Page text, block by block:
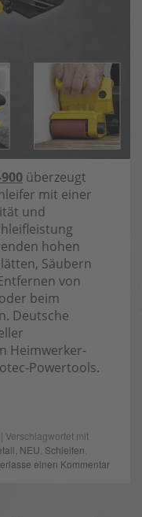
überzeugt
mit einer
und
hohen
Säubern
von
beim
Deutsche
Heimwerker-
Powertools.
| Verschlagwortet mit
NEU Schleifen
einen Kommentar